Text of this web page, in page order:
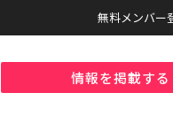
無料メンバー
情報を掲載する